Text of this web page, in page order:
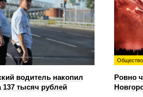
водитель накопил
тысяч рублей
Общество
Ровно